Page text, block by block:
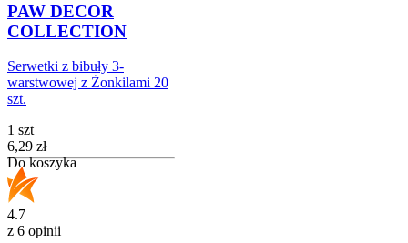
PAW DECOR
COLLECTION
Serwetki z bibuły 3-
warstwowej z Żonkilami 20
szt.
1 szt
Cena
6,29 zł
Do koszyka
4.7
z 6 opinii